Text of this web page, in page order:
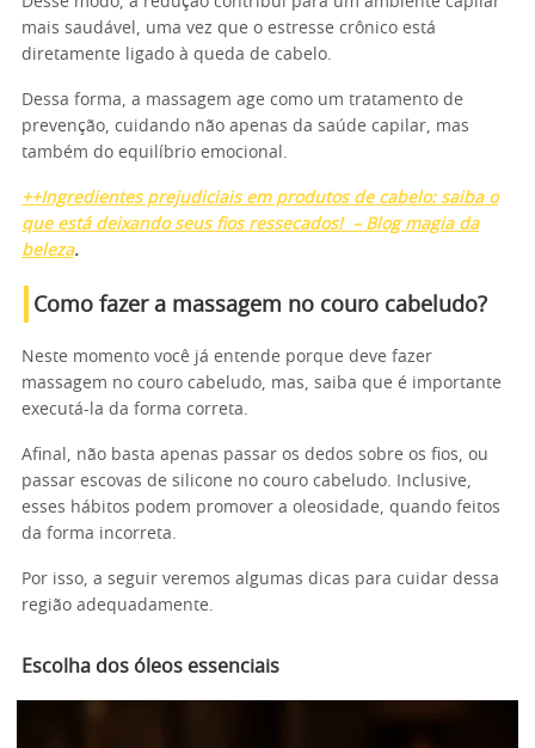
mais saudável, uma vez que o estresse crônico está
diretamente ligado à queda de cabelo.
Dessa forma, a massagem age como um tratamento de
prevenção, cuidando não apenas da saúde capilar, mas
também do equilíbrio emocional.
++Ingredientes prejudiciais em produtos de cabelo: saiba o
que está deixando seus fios ressecados! – Blog magia da
beleza.
Como fazer a massagem no couro cabeludo?
Neste momento você já entende porque deve fazer
massagem no couro cabeludo, mas, saiba que é importante
executá-la da forma correta.
Afinal, não basta apenas passar os dedos sobre os fios, ou
passar escovas de silicone no couro cabeludo. Inclusive,
esses hábitos podem promover a oleosidade, quando feitos
da forma incorreta.
Por isso, a seguir veremos algumas dicas para cuidar dessa
região adequadamente.
Escolha dos óleos essenciais